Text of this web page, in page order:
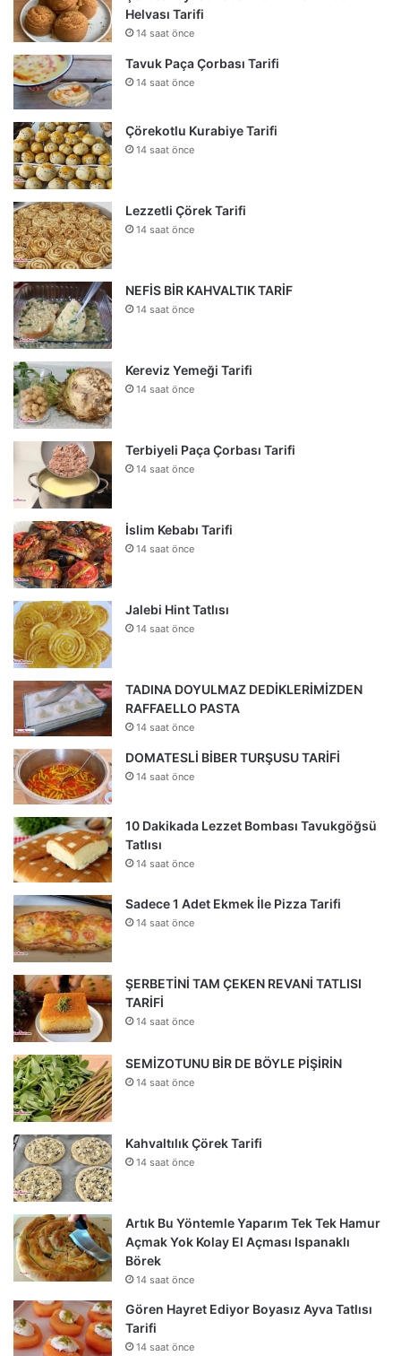
Helvası Tarifi
14 saat önce
Tavuk Paça Çorbası Tarifi
14 saat önce
Çörekotlu Kurabiye Tarifi
14 saat önce
Lezzetli Çörek Tarifi
14 saat önce
NEFİS BİR KAHVALTIK TARİF
14 saat önce
Kereviz Yemeği Tarifi
14 saat önce
Terbiyeli Paça Çorbası Tarifi
14 saat önce
İslim Kebabı Tarifi
14 saat önce
Jalebi Hint Tatlısı
14 saat önce
TADINA DOYULMAZ DEDİKLERİMİZDEN
RAFFAELLO PASTA
14 saat önce
DOMATESLİ BİBER TURŞUSU TARİFİ
14 saat önce
10 Dakikada Lezzet Bombası Tavukgöğsü
Tatlısı
14 saat önce
Sadece 1 Adet Ekmek İle Pizza Tarifi
14 saat önce
ŞERBETİNİ TAM ÇEKEN REVANİ TATLISI
TARİFİ
14 saat önce
SEMİZOTUNU BİR DE BÖYLE PİŞİRİN
14 saat önce
Kahvaltılık Çörek Tarifi
14 saat önce
Artık Bu Yöntemle Yaparım Tek Tek Hamur
Açmak Yok Kolay El Açması Ispanaklı
Börek
14 saat önce
Gören Hayret Ediyor Boyasız Ayva Tatlısı
Tarifi
14 saat önce